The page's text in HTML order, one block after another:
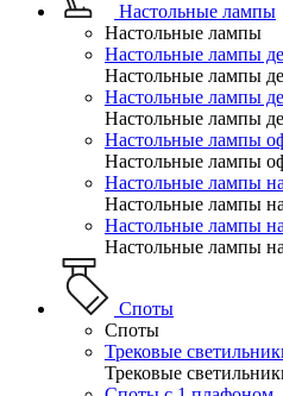
Настольные лампы
Настольные лампы
Настольные лампы
Настольные лампы
Настольные лампы
Настольные лампы
Настольные лампы
Настольные лампы
Настольные лампы
Настольные лампы
Настольные лампы
Настольные лампы
Споты
Споты
Трековые
Трековые